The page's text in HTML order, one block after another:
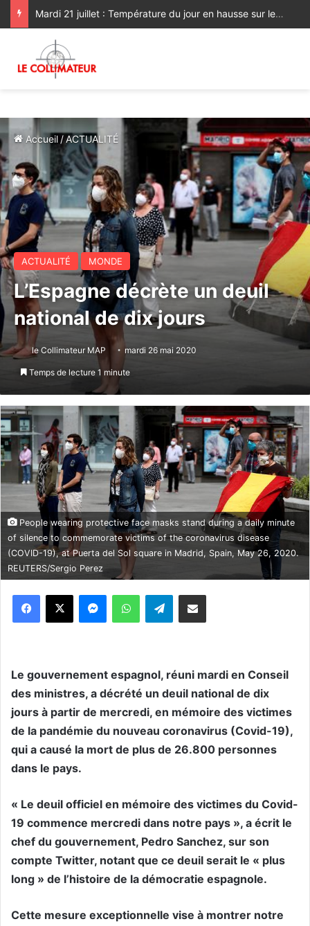
Mardi 21 juillet : Température du jour en hausse sur les plaines nord
Accueil /ACTUALITÉ
ACTUALITÉ MONDE
L’Espagne décrète un deuil
national de dix jours
le Collimateur MAP mardi 26 mai 2020
Temps de lecture 1 minute
People wearing protective face masks stand during a daily minute
of silence to commemorate victims of the coronavirus disease
(COVID-19), at Puerta del Sol square in Madrid, Spain, May 26, 2020.
REUTERS/Sergio Perez
WhatsApp Telegram
Le gouvernement espagnol, réuni mardi en Conseil
des ministres, a décrété un deuil national de dix
jours à partir de mercredi, en mémoire des victimes
de la pandémie du nouveau coronavirus (Covid-19),
qui a causé la mort de plus de 26.800 personnes
dans le pays.
« Le deuil officiel en mémoire des victimes du Covid-
19 commence mercredi dans notre pays », a écrit le
chef du gouvernement, Pedro Sanchez, sur son
compte Twitter, notant que ce deuil serait le « plus
long » de l’histoire de la démocratie espagnole.
Cette mesure exceptionnelle vise à montrer notre